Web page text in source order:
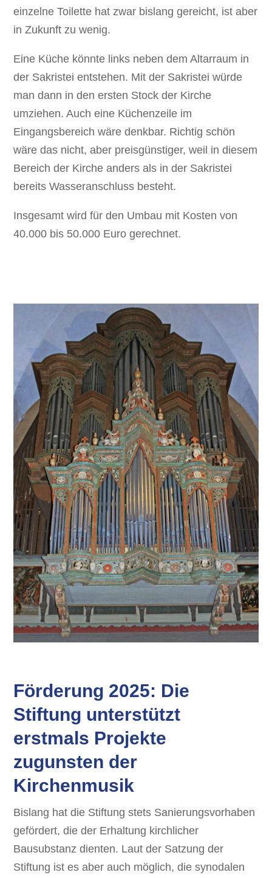
einzelne Toilette hat zwar bislang gereicht, ist aber
in Zukunft zu wenig.
Eine Küche könnte links neben dem Altarraum in
der Sakristei entstehen. Mit der Sakristei würde
man dann in den ersten Stock der Kirche
umziehen. Auch eine Küchenzeile im
Eingangsbereich wäre denkbar. Richtig schön
wäre das nicht, aber preisgünstiger, weil in diesem
Bereich der Kirche anders als in der Sakristei
bereits Wasseranschluss besteht.
Insgesamt wird für den Umbau mit Kosten von
40.000 bis 50.000 Euro gerechnet.
Förderung 2025: Die
Stiftung unterstützt
erstmals Projekte
zugunsten der
Kirchenmusik
Bislang hat die Stiftung stets Sanierungsvorhaben
gefördert, die der Erhaltung kirchlicher
Bausubstanz dienten. Laut der Satzung der
Stiftung ist es aber auch möglich, die synodalen